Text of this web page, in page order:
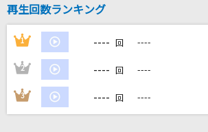
DAMの新曲・ランキングなど
カラオケ最新情報をチェック！
DAMに会員登録・ログインして
再生回数ランキング
1 ---- 回 ----
2 ---- 回 ----
3 ---- 回 ----